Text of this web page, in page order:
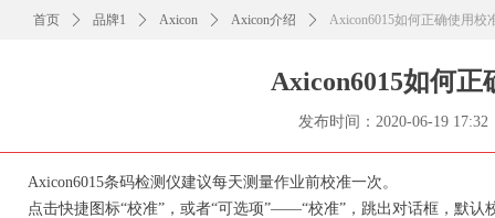
Axicon6015如何
发布时间： 2020-06-19 17:32
Axicon6015条码检测仪建议每天测量作业前校准一次。
点击快捷图标“校准”，或者“可选项”——“校准”，跳出对话框，默
首页 ꄲ 品牌1 ꄲ Axicon ꄲ Axicon介绍 ꄲ Axicon6015如何正确使用校